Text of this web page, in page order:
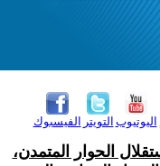
الفيسبوك التويتر اليوتيوب
الحوار المتمدن،